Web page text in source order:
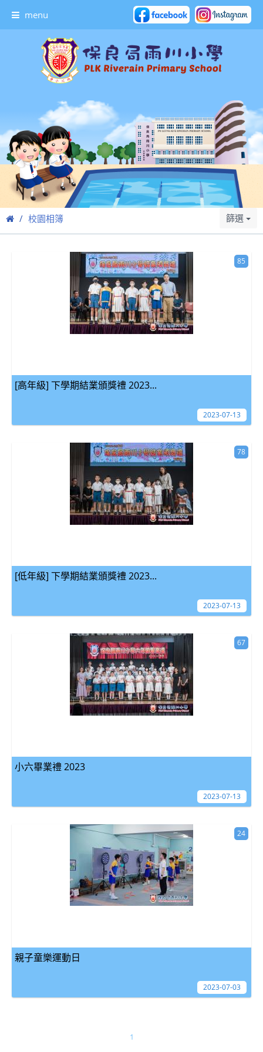
menu
校園相簿 篩選
[高年級] 下學期結業頒獎禮 2023...
85
2023-07-13
[低年級] 下學期結業頒獎禮 2023...
78
2023-07-13
小六畢業禮 2023
67
2023-07-13
親子童樂運動日
24
2023-07-03
1